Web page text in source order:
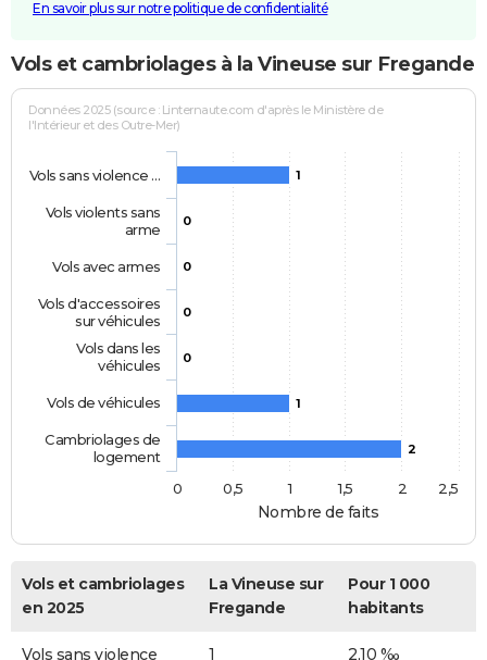
En savoir plus sur notre politique de confidentialité
Vols et cambriolages à la Vineuse sur Fregande
Nombre de faits
Données 2025 (source : Linternaute.com d'après le Ministère de
l'Intérieur et des Outre-Mer)
1
0
0
0
0
1
2
Vols sans violence …
Vols violents sans
arme
Vols avec armes
Vols d'accessoires
sur véhicules
Vols dans les
véhicules
Vols de véhicules
Cambriolages de
logement
0
0,5 1 1,5 2 2,5
Vols et cambriolages
en 2025
La Vineuse sur
Fregande
Pour 1 000
habitants
Vols sans violence
1 2,10 ‰